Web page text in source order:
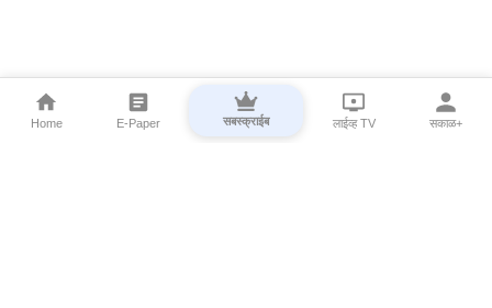
Home E-Paper सबस्क्राईब लाईव्ह TV सकाळ+